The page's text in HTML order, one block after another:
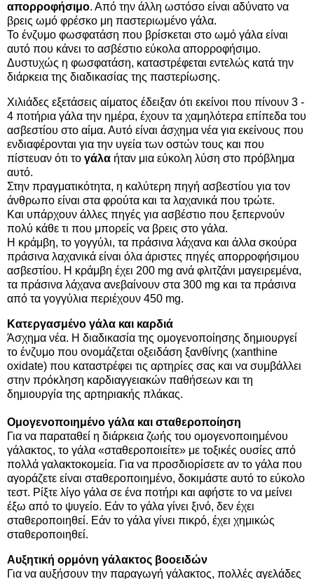
απορροφήσιμο. Από την άλλη ωστόσο είναι αδύνατο να
βρεις ωμό φρέσκο μη παστεριωμένο γάλα.
Το ένζυμο φωσφατάση που βρίσκεται στο ωμό γάλα είναι
αυτό που κάνει το ασβέστιο εύκολα απορροφήσιμο.
Δυστυχώς η φωσφατάση, καταστρέφεται εντελώς κατά την
διάρκεια της διαδικασίας της παστερίωσης.
Χιλιάδες εξετάσεις αίματος έδειξαν ότι εκείνοι που πίνουν 3 -
4 ποτήρια γάλα την ημέρα, έχουν τα χαμηλότερα επίπεδα του
ασβεστίου στο αίμα. Αυτό είναι άσχημα νέα για εκείνους που
ενδιαφέρονται για την υγεία των οστών τους και που
πίστευαν ότι το γάλα ήταν μια εύκολη λύση στο πρόβλημα
αυτό.
Στην πραγματικότητα, η καλύτερη πηγή ασβεστίου για τον
άνθρωπο είναι στα φρούτα και τα λαχανικά που τρώτε.
Και υπάρχουν άλλες πηγές για ασβέστιο που ξεπερνούν
πολύ κάθε τι που μπορείς να βρεις στο γάλα.
Η κράμβη, το γογγύλι, τα πράσινα λάχανα και άλλα σκούρα
πράσινα λαχανικά είναι όλα άριστες πηγές απορροφήσιμου
ασβεστίου. Η κράμβη έχει 200 mg ανά φλιτζάνι μαγειρεμένα,
τα πράσινα λάχανα ανεβαίνουν στα 300 mg και τα πράσινα
από τα γογγύλια περιέχουν 450 mg.
Κατεργασμένο γάλα και καρδιά
Άσχημα νέα. Η διαδικασία της ομογενοποίησης δημιουργεί
το ένζυμο που ονομάζεται οξειδάση ξανθίνης (xanthine
oxidate) που καταστρέφει τις αρτηρίες σας και να συμβάλλει
στην πρόκληση καρδιαγγειακών παθήσεων και τη
δημιουργία της αρτηριακής πλάκας.
Ομογενοποιημένο γάλα και σταθεροποίηση
Για να παραταθεί η διάρκεια ζωής του ομογενοποιημένου
γάλακτος, το γάλα «σταθεροποιείτε» με τοξικές ουσίες από
πολλά γαλακτοκομεία. Για να προσδιορίσετε αν το γάλα που
αγοράζετε είναι σταθεροποιημένο, δοκιμάστε αυτό το εύκολο
τεστ. Ρίξτε λίγο γάλα σε ένα ποτήρι και αφήστε το να μείνει
έξω από το ψυγείο. Εάν το γάλα γίνει ξινό, δεν έχει
σταθεροποιηθεί. Εάν το γάλα γίνει πικρό, έχει χημικώς
σταθεροποιηθεί.
Αυξητική ορμόνη γάλακτος βοοειδών
Για να αυξήσουν την παραγωγή γάλακτος, πολλές αγελάδες